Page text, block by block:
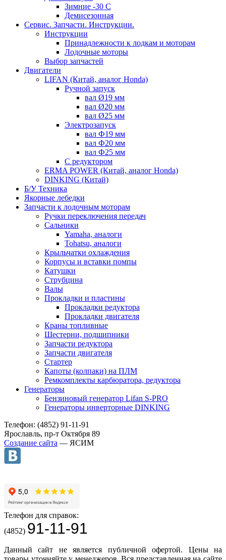
Зимние -30 С
Демисезонная
Сервис. Запчасти. Инструкции.
Инструкции
Принадлежности к лодкам и моторам
Лодочные моторы
Выбор запчастей
Двигатели
LIFAN (Китай, аналог Honda)
Ручной запуск
вал Ø19 мм
вал Ø20 мм
вал Ø25 мм
Электрозапуск
вал Ф19 мм
вал Ф20 мм
вал Ф25 мм
С редуктором
ERMA POWER (Китай, аналог Honda)
DINKING (Китай)
Б/У Техника
Якорные лебедки
Запчасти к лодочным моторам
Ручки переключения передач
Сальники
Yamaha, аналоги
Tohatsu, аналоги
Крыльчатки охлаждения
Корпусы и вставки помпы
Катушки
Струбцина
Валы
Прокладки и пластины
Прокладки редуктора
Прокладки двигателя
Краны топливные
Шестерни, подшипники
Запчасти редуктора
Запчасти двигателя
Стартер
Капоты (колпаки) на ПЛМ
Ремкомплекты карбюратора, редуктора
Генераторы
Бензиновый генератор Lifan S-PRO
Генераторы инверторные DINKING
Телефон: (4852) 91-11-91
Ярославль, пр-т Октября 89
Создание сайта — ЯСИМ
Телефон для справок:
(4852) 91-11-91
Данный сайт не является публичной офертой. Цены на